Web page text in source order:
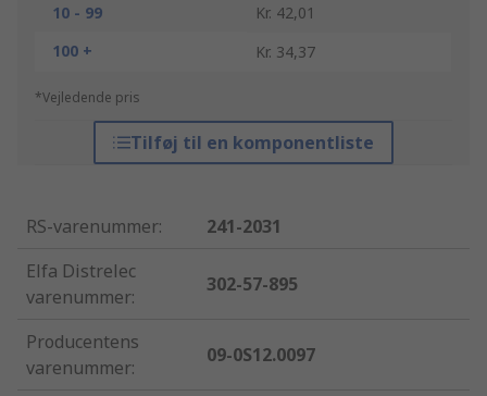
10 - 99
Kr. 42,01
100 +
Kr. 34,37
*Vejledende pris
Tilføj til en komponentliste
RS-varenummer:
241-2031
Elfa Distrelec
varenummer:
302-57-895
Producentens
varenummer:
09-0S12.0097